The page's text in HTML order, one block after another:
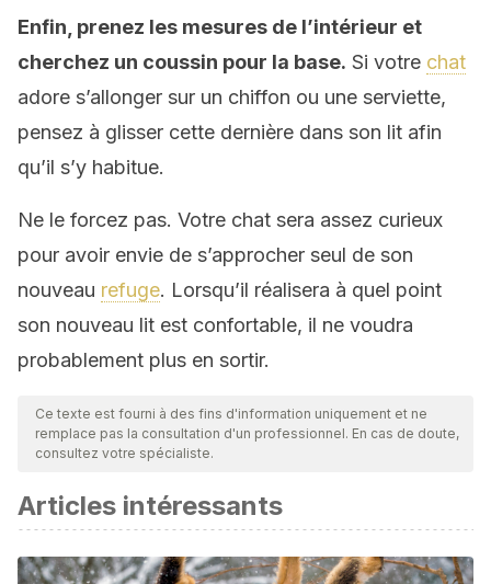
Enfin, prenez les mesures de l’intérieur et
cherchez un coussin pour la base. Si votre chat
adore s’allonger sur un chiffon ou une serviette,
pensez à glisser cette dernière dans son lit afin
qu’il s’y habitue.
Ne le forcez pas. Votre chat sera assez curieux
pour avoir envie de s’approcher seul de son
nouveau refuge. Lorsqu’il réalisera à quel point
son nouveau lit est confortable, il ne voudra
probablement plus en sortir.
Ce texte est fourni à des fins d'information uniquement et ne
remplace pas la consultation d'un professionnel. En cas de doute,
consultez votre spécialiste.
Articles intéressants